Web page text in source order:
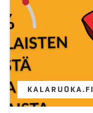
KALARUOKA.FI